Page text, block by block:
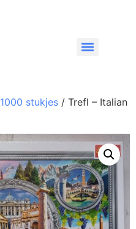
1000 stukjes / Trefl – Italian